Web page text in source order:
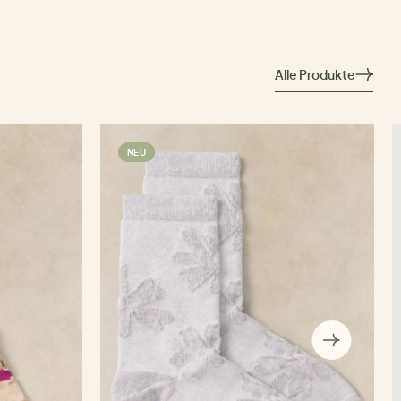
Alle Produkte
NEU